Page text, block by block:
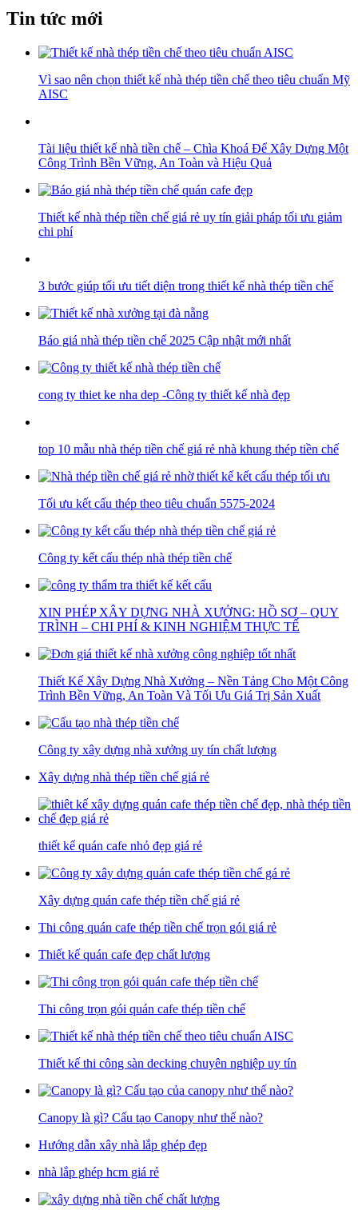
Tin tức mới
Vì sao nên chọn thiết kế nhà thép tiền chế theo tiêu chuẩn Mỹ
AISC
Tài liệu thiết kế nhà tiền chế – Chìa Khoá Để Xây Dựng Một
Công Trình Bền Vững, An Toàn và Hiệu Quả
Thiết kế nhà thép tiền chế giá rẻ uy tín giải pháp tối ưu giảm
chi phí
3 bước giúp tối ưu tiết diện trong thiết kế nhà thép tiền chế
Báo giá nhà thép tiền chế 2025 Cập nhật mới nhất
cong ty thiet ke nha dep -Công ty thiết kế nhà đẹp
top 10 mẫu nhà thép tiền chế giá rẻ nhà khung thép tiền chế
Tối ưu kết cấu thép theo tiêu chuẩn 5575-2024
Công ty kết cấu thép nhà thép tiền chế
XIN PHÉP XÂY DỰNG NHÀ XƯỞNG: HỒ SƠ – QUY
TRÌNH – CHI PHÍ & KINH NGHIỆM THỰC TẾ
Thiết Kế Xây Dựng Nhà Xưởng – Nền Tảng Cho Một Công
Trình Bền Vững, An Toàn Và Tối Ưu Giá Trị Sản Xuất
Công ty xây dựng nhà xưởng uy tín chất lượng
Xây dựng nhà thép tiền chế giá rẻ
thiết kế quán cafe nhỏ đẹp giá rẻ
Xây dựng quán cafe thép tiền chế giá rẻ
Thi công quán cafe thép tiền chế trọn gói giá rẻ
Thiết kế quán cafe đẹp chất lượng
Thi công trọn gói quán cafe thép tiền chế
Thiết kế thi công sàn decking chuyên nghiệp uy tín
Canopy là gì? Cấu tạo Canopy như thế nào?
Hướng dẫn xây nhà lắp ghép đẹp
nhà lắp ghép hcm giá rẻ